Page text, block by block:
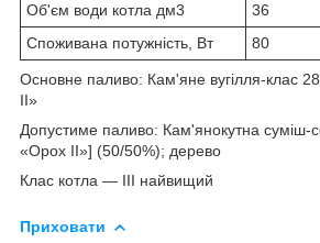
Об'єм води котла дм3
36
Споживана потужність, Вт
80
Основне паливо: Кам'яне вугілля-клас
II»
Допустиме паливо: Кам'янокутна суміш-
«Орох II»] (50/50%); дерево
Клас котла — III найвищий
Приховати